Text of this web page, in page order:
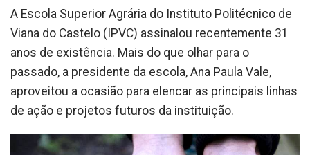
A Escola Superior Agrária do Instituto Politécnico de
Viana do Castelo (IPVC) assinalou recentemente 31
anos de existência. Mais do que olhar para o
passado, a presidente da escola, Ana Paula Vale,
aproveitou a ocasião para elencar as principais linhas
de ação e projetos futuros da instituição.